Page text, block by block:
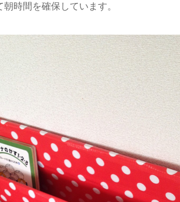
時間を確保しています。